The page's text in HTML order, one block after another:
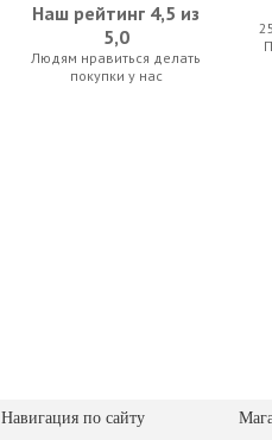
Thomastik Vision VI100 Medium 4/4Kapaier 610
Наш рейтинг 4,5 из
5,0
Людям нравиться делать
покупки у нас
Навигация по сайту